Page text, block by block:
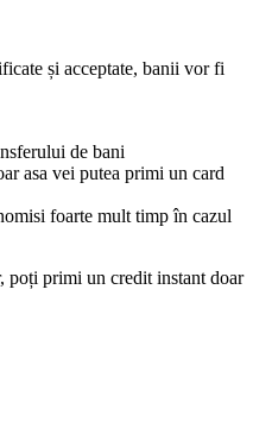
și acceptate, banii vor fi
de bani
asa vei putea primi un card
foarte mult timp în cazul
poți primi un credit instant doar